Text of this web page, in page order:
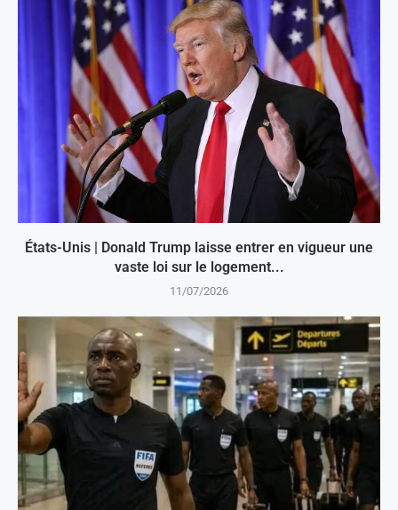
États-Unis | Donald Trump laisse entrer en vigueur une
vaste loi sur le logement...
11/07/2026